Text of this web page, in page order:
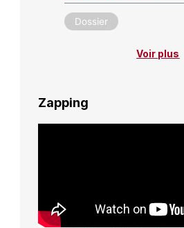
Dossier
Voir plus
Zapping